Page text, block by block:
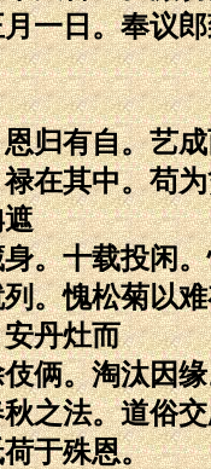
一日。奉议
归有自。艺
在其中。苟
。十载投闲
。愧松菊以
丹灶而
俩。淘汰因
之法。道俗
于殊恩。